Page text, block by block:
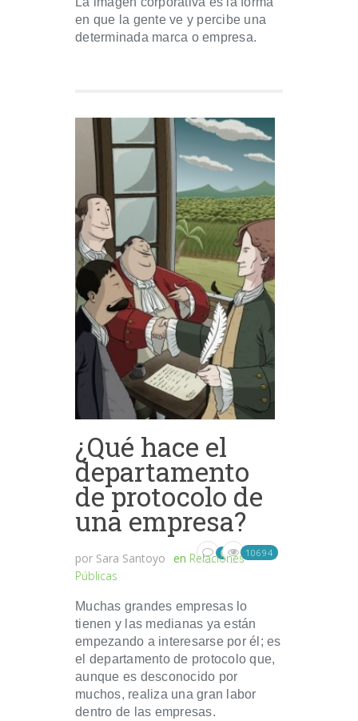
en que la gente ve y percibe una
determinada marca o empresa.
¿Qué hace el
departamento
de protocolo de
una empresa?
por Sara Santoyo en Relaciones
Públicas
0 10694
Muchas grandes empresas lo
tienen y las medianas ya están
empezando a interesarse por él; es
el departamento de protocolo que,
aunque es desconocido por
muchos, realiza una gran labor
dentro de las empresas.